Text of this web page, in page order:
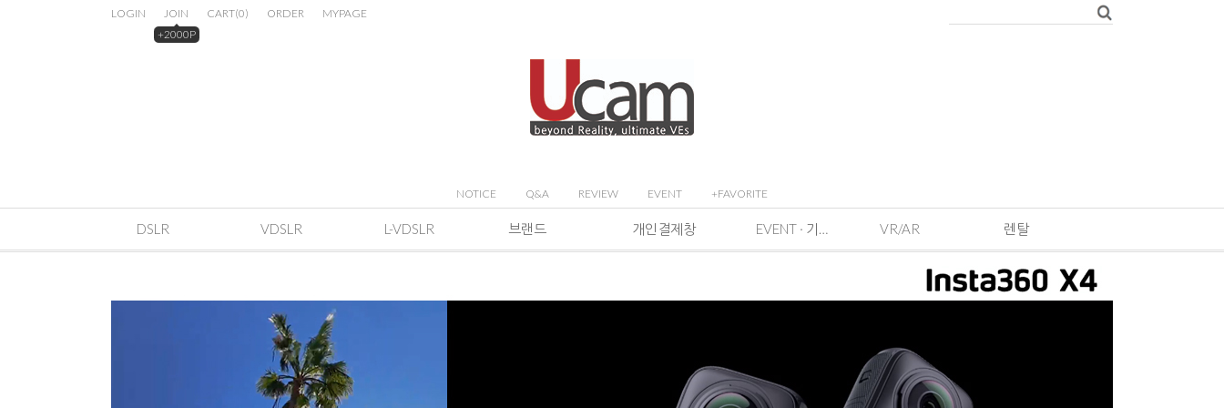
LOGIN
JOIN
+2000P
CART(0) ORDER MYPAGE
NOTICE Q&A REVIEW EVENT +FAVORITE
DSLR VDSLR L-VDSLR 브랜드 개인결제창 EVENT · 기획전 및 이벤트 VR/AR 렌탈